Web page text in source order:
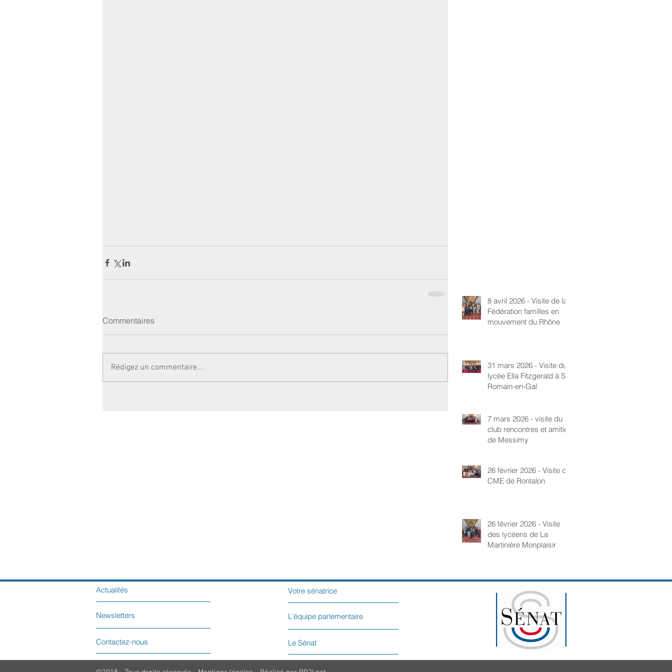
Commentaires
Rédigez un commentaire...
8 avril 2026 - Visite de la
Fédération familles en
mouvement du Rhône
31 mars 2026 - Visite du
lycée Ella Fitzgerald à St-
Romain-en-Gal
7 mars 2026 - visite du
club rencontres et amitié
de Messimy
26 février 2026 - Visite du
CME de Rontalon
26 février 2026 - Visite
des lycéens de La
Martinière Monplaisir
Actualités
Newsletters
Contactez-nous
Votre sénatrice
L'équipe parlementaire
Le Sénat